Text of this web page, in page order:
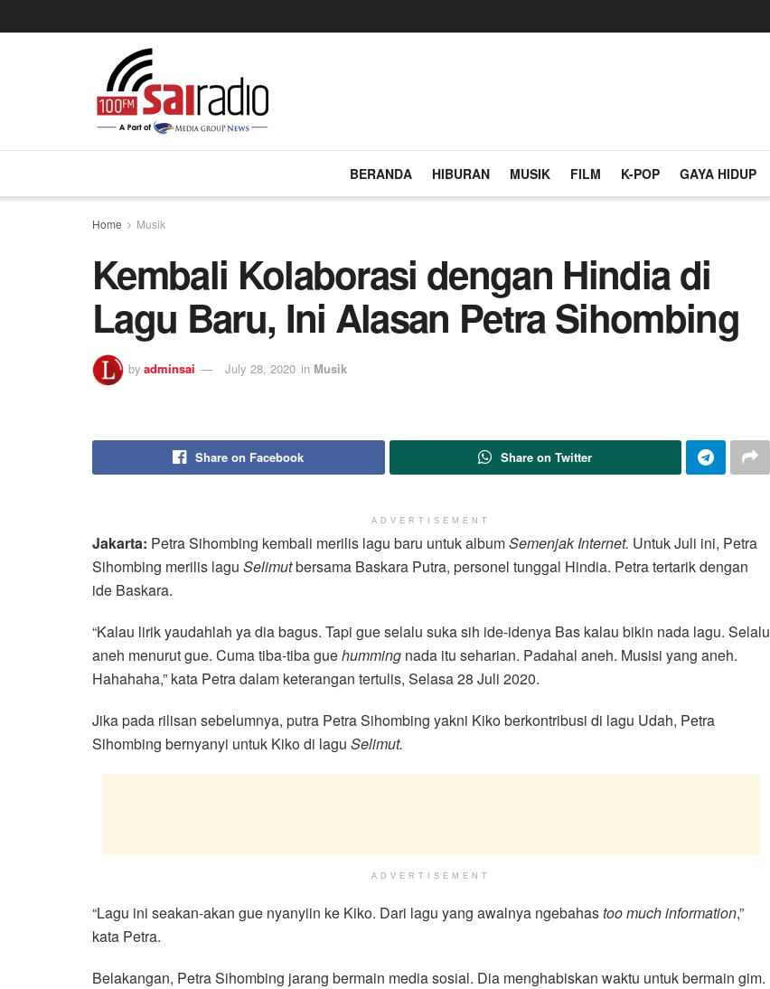
BERANDA HIBURAN MUSIK FILM K-POP GAYA HIDUP
Home Musik
Kembali Kolaborasi dengan Hindia di
Lagu Baru, Ini Alasan Petra Sihombing
by adminsai July 28, 2020 in Musik
Share on Facebook Share on Twitter
ADVERTISEMENT
Jakarta: Petra Sihombing kembali merilis lagu baru untuk albumSemenjak Internet. Untuk Juli ini, Petra
Sihombing merilis lagu Selimutbersama Baskara Putra, personel tunggal Hindia. Petra tertarik dengan
ide Baskara.
“Kalau lirik yaudahlah ya dia bagus. Tapi gue selalu suka sih ide-idenya Bas kalau bikin nada lagu. Selalu
aneh menurut gue. Cuma tiba-tiba guehumming nada itu seharian. Padahal aneh. Musisi yang aneh.
Hahahaha,” kata Petra dalam keterangan tertulis, Selasa 28 Juli 2020.
Jika pada rilisan sebelumnya, putra Petra Sihombing yakni Kiko berkontribusi di lagu Udah, Petra
Sihombing bernyanyi untuk Kiko di lagu Selimut.
ADVERTISEMENT
“Lagu ini seakan-akan gue nyanyiin ke Kiko. Dari lagu yang awalnya ngebahastoo much information,”
kata Petra.
Belakangan, Petra Sihombing jarang bermain media sosial. Dia menghabiskan waktu untuk bermain gim.